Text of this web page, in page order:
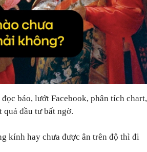
báo, lướt Facebook, phân tích chart,
đầu tư bất ngờ.
kính hay chưa được ân trên độ thì đi